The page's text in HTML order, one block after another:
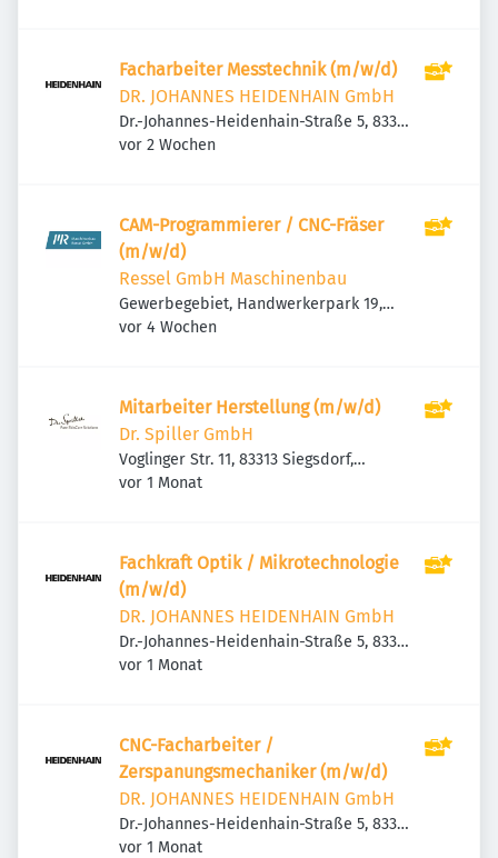
Facharbeiter Messtechnik (m/w/d)
DR. JOHANNES HEIDENHAIN GmbH
Dr.-Johannes-Heidenhain-Straße 5, 83301
Traunreut, Deutschland
Veröffentlicht
vor 2 Wochen
CAM-Programmierer / CNC-Fräser
(m/w/d)
Ressel GmbH Maschinenbau
Gewerbegebiet, Handwerkerpark 19,
83093 Bad Endorf, Deutschland
Veröffentlicht
vor 4 Wochen
Mitarbeiter Herstellung (m/w/d)
Dr. Spiller GmbH
Voglinger Str. 11, 83313 Siegsdorf,
Deutschland
Veröffentlicht
vor 1 Monat
Fachkraft Optik / Mikrotechnologie
(m/w/d)
DR. JOHANNES HEIDENHAIN GmbH
Dr.-Johannes-Heidenhain-Straße 5, 83301
Traunreut, Deutschland
Veröffentlicht
vor 1 Monat
CNC-Facharbeiter /
Zerspanungsmechaniker (m/w/d)
DR. JOHANNES HEIDENHAIN GmbH
Dr.-Johannes-Heidenhain-Straße 5, 83301
Traunreut, Deutschland
Veröffentlicht
vor 1 Monat